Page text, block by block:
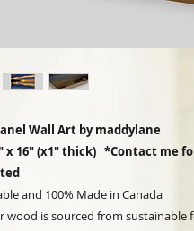
Wall Art by maddylane
x 16" (x1" thick) *Contact me
and 100% Made in Canada
wood is sourced from sustainable